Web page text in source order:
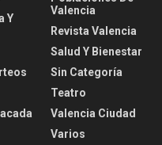
Y
Valencia
Revista Valencia
Salud Y Bienestar
Sin Categoría
Teatro
Valencia Ciudad
Varios